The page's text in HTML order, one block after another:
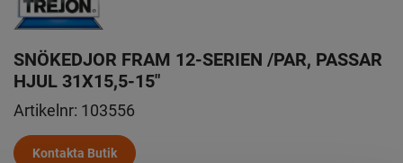
SNÖKEDJOR FRAM 12-SERIEN /PAR, PASSAR
HJUL 31X15,5-15"
Artikelnr: 103556
Kontakta Butik